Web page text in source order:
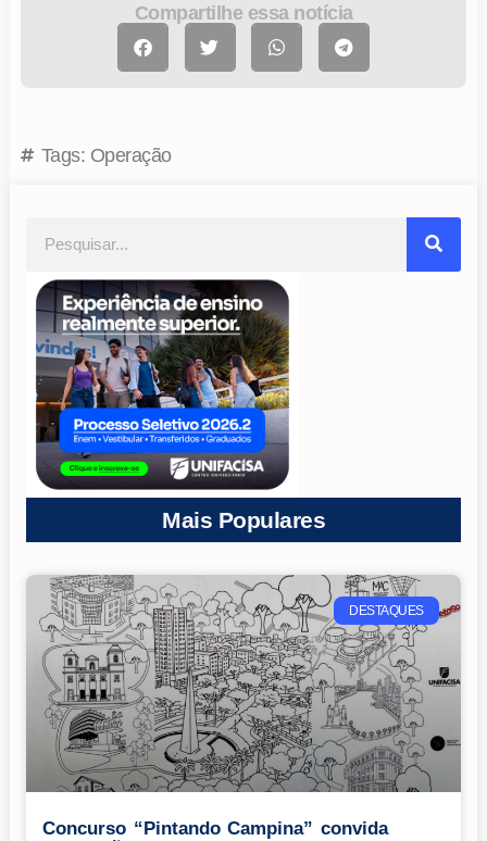
Compartilhe essa notícia
Tags: Operação
Mais Populares
DESTAQUES
Concurso “Pintando Campina” convida